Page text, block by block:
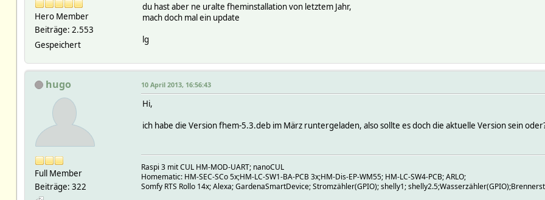
Hero Member
Beiträge: 2.553
Gespeichert
du hast aber ne uralte fheminstallation von letztem Jahr,
mach doch mal ein update
lg
hugo
Full Member
Beiträge: 322
10 April 2013, 16:56:43
Hi,
ich habe die Version fhem-5.3.deb im März runtergeladen, also sollte es doch die aktuelle Version sein
Raspi 3 mit CUL HM-MOD-UART; nanoCUL
Homematic: HM-SEC-SCo 5x;HM-LC-SW1-BA-PCB 3x;HM-Dis-EP-WM55; HM-LC-SW4-PCB; ARLO;
Somfy RTS Rollo 14x; Alexa; GardenaSmartDevice; Stromzähler(GPIO); shelly1;